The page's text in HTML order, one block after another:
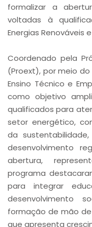
formalizar a
voltadas à
Energias Renováveis
Coordenado pela
(Proext), por meio
Ensino Técnico e
como objetivo
qualificados para
setor energético,
da
desenvolvimento
abertura,
programa
para integrar
desenvolvimento
formação de mão
que apresenta